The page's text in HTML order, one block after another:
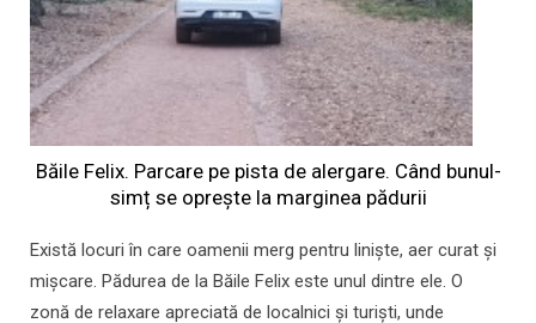
Băile Felix. Parcare pe pista de alergare. Când bunul-
simț se oprește la marginea pădurii
Există locuri în care oamenii merg pentru liniște, aer curat și
mișcare. Pădurea de la Băile Felix este unul dintre ele. O
zonă de relaxare apreciată de localnici și turiști, unde